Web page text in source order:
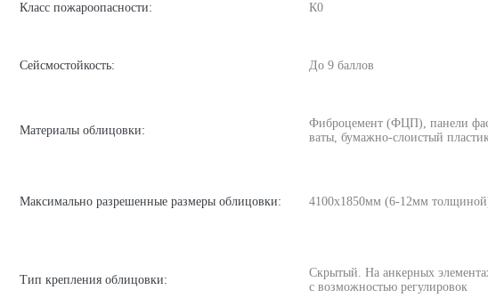
Класс пожароопасности: К0
Сейсмостойкость: До 9 баллов
Материалы облицовки:
Фиброцемент (ФЦП), панели
ваты, бумажно-слоистый
Максимально разрешенные размеры облицовки: 4100х1850мм (6-12мм
Тип крепления облицовки:
Скрытый. На анкерных
с возможностью регулировок